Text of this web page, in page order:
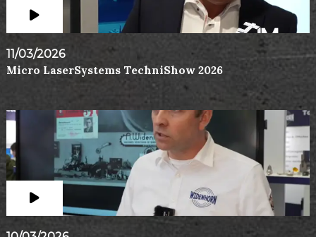
11/03/2026
Micro LaserSystems TechniShow 2026